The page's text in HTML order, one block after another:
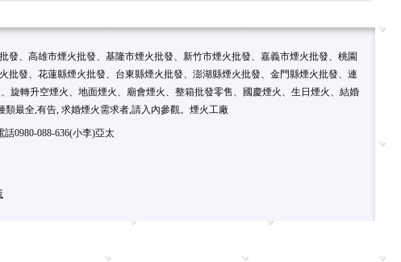
、高雄市煙火批發、基隆市煙火批發、新竹市煙火批發、嘉義市煙火批發、桃園
發、花蓮縣煙火批發、台東縣煙火批發、澎湖縣煙火批發、金門縣煙火批發、連
旋轉升空煙火、地面煙火、廟會煙火、整箱批發零售、國慶煙火、生日煙火、結婚
最全,有告, 求婚煙火需求者,請入內參觀。煙火工廠
0980-088-636(小李)亞太